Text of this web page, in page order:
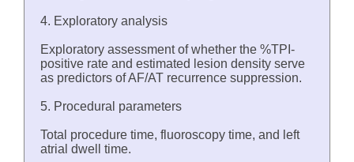
4. Exploratory analysis
Exploratory assessment of whether the %TPI-
positive rate and estimated lesion density serve
as predictors of AF/AT recurrence suppression.
5. Procedural parameters
Total procedure time, fluoroscopy time, and left
atrial dwell time.